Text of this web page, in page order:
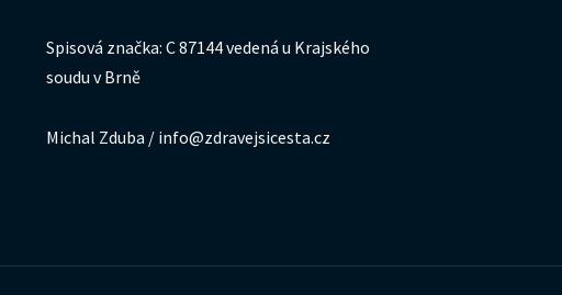
Spisová značka: C 87144 vedená u Krajského
soudu v Brně
Michal Zduba / info@zdravejsicesta.cz